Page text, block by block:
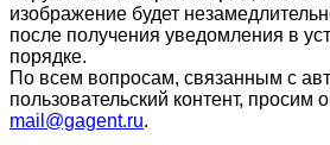
изображение будет
после получения уведомления в
порядке.
По всем вопросам, связанным с
пользовательский контент, просим
mail@gagent.ru.